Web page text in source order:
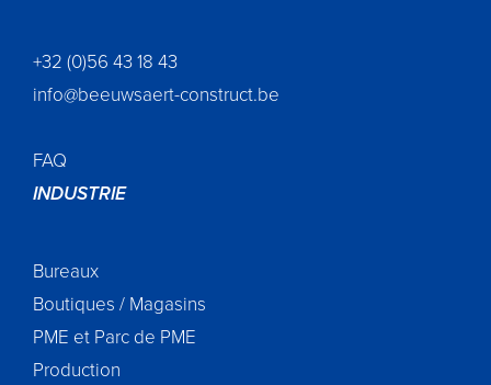
+32 (0)56 43 18 43
info@beeuwsaert-construct.be
FAQ
INDUSTRIE
Bureaux
Boutiques / Magasins
PME et Parc de PME
Production